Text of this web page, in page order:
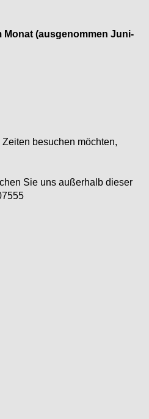
Monat (ausgenommen Juni-
besuchen möchten,
Sie uns außerhalb dieser